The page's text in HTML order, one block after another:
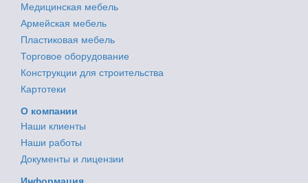
Медицинская мебель
Армейская мебель
Пластиковая мебель
Торговое оборудование
Конструкции для строительства
Картотеки
О компании
Наши клиенты
Наши работы
Документы и лицензии